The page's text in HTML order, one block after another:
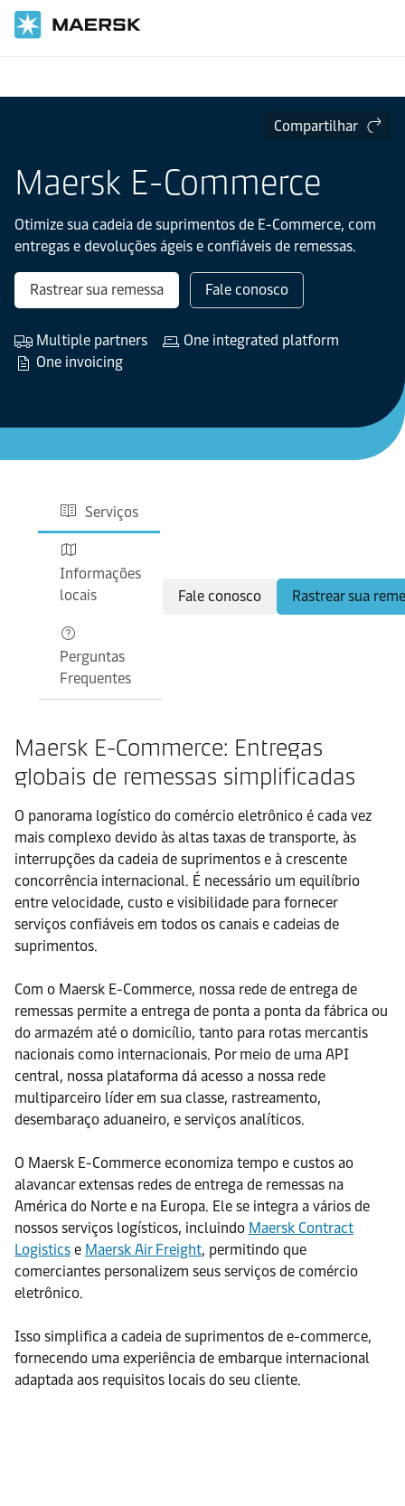
Compartilhar
Maersk E-Commerce
Otimize sua cadeia de suprimentos de E-Commerce, com
entregas e devoluções ágeis e confiáveis de remessas.
Rastrear sua remessa Fale conosco
Multiple partners
One integrated platform
One invoicing
Serviços
Informações
locais
Perguntas
Frequentes
Rastrear sua
Fale conosco
Maersk E-Commerce: Entregas
globais de remessas simplificadas
O panorama logístico do comércio eletrônico é cada vez
mais complexo devido às altas taxas de transporte, às
interrupções da cadeia de suprimentos e à crescente
concorrência internacional. É necessário um equilíbrio
entre velocidade, custo e visibilidade para fornecer
serviços confiáveis em todos os canais e cadeias de
suprimentos.
Com o Maersk E-Commerce, nossa rede de entrega de
remessas permite a entrega de ponta a ponta da fábrica ou
do armazém até o domicílio, tanto para rotas mercantis
nacionais como internacionais. Por meio de uma API
central, nossa plataforma dá acesso a nossa rede
multiparceiro líder em sua classe, rastreamento,
desembaraço aduaneiro, e serviços analíticos.
O Maersk E-Commerce economiza tempo e custos ao
alavancar extensas redes de entrega de remessas na
América do Norte e na Europa. Ele se integra a vários de
nossos serviços logísticos, incluindo Maersk Contract
Logistics e Maersk Air Freight, permitindo que
comerciantes personalizem seus serviços de comércio
eletrônico.
Isso simplifica a cadeia de suprimentos de e-commerce,
fornecendo uma experiência de embarque internacional
adaptada aos requisitos locais do seu cliente.